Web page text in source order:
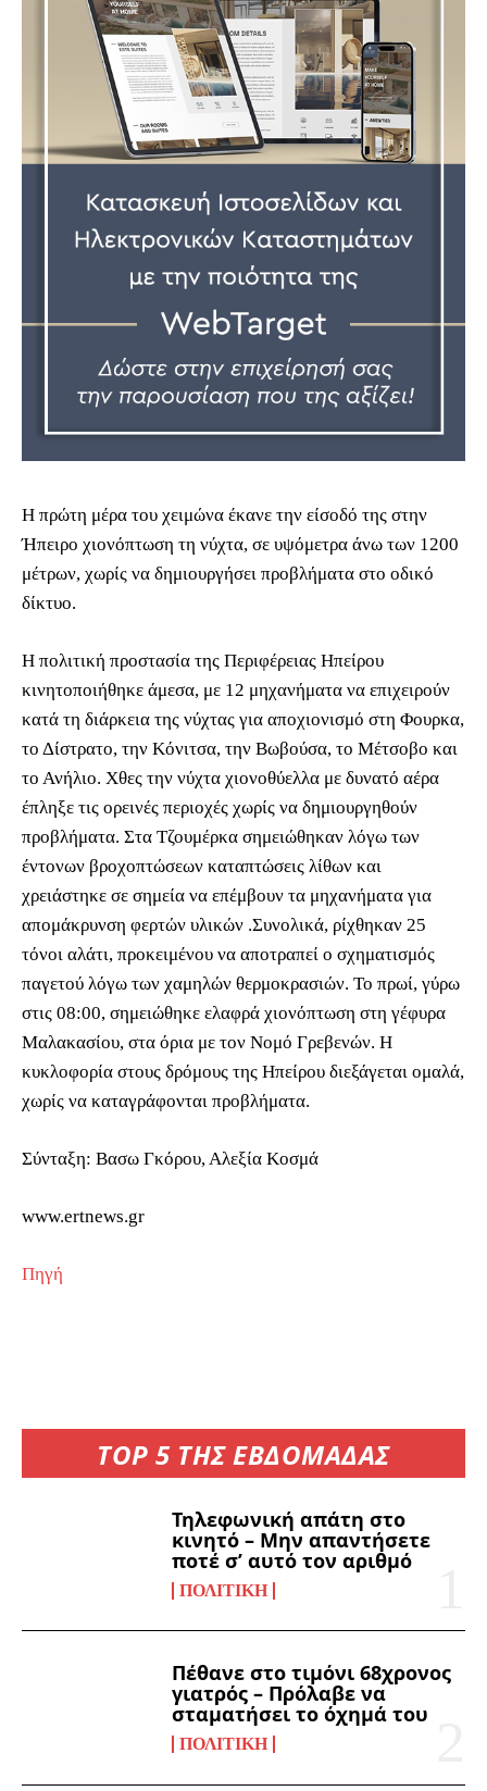
TOP 5 ΤΗΣ ΕΒΔΟΜΑΔΑΣ
Τηλεφωνική απάτη στο
κινητό – Μην απαντήσετε
ποτέ σ’ αυτό τον αριθμό
ΠΟΛΙΤΙΚΉ
Πέθανε στο τιμόνι 68χρονος
γιατρός – Πρόλαβε να
σταματήσει το όχημά του
ΠΟΛΙΤΙΚΉ
Η πρώτη μέρα του χειμώνα έκανε την είσοδό της στην
Ήπειρο χιονόπτωση τη νύχτα, σε υψόμετρα άνω των 1200
μέτρων, χωρίς να δημιουργήσει προβλήματα στο οδικό
δίκτυο.
Η πολιτική προστασία της Περιφέρειας Ηπείρου
κινητοποιήθηκε άμεσα, με 12 μηχανήματα να επιχειρούν
κατά τη διάρκεια της νύχτας για αποχιονισμό στη Φουρκα,
το Δίστρατο, την Κόνιτσα, την Βωβούσα, το Μέτσοβο και
το Ανήλιο. Χθες την νύχτα χιονοθύελλα με δυνατό αέρα
έπληξε τις ορεινές περιοχές χωρίς να δημιουργηθούν
προβλήματα. Στα Τζουμέρκα σημειώθηκαν λόγω των
έντονων βροχοπτώσεων καταπτώσεις λίθων και
χρειάστηκε σε σημεία να επέμβουν τα μηχανήματα για
απομάκρυνση φερτών υλικών .Συνολικά, ρίχθηκαν 25
τόνοι αλάτι, προκειμένου να αποτραπεί ο σχηματισμός
παγετού λόγω των χαμηλών θερμοκρασιών. Το πρωί, γύρω
στις 08:00, σημειώθηκε ελαφρά χιονόπτωση στη γέφυρα
Μαλακασίου, στα όρια με τον Νομό Γρεβενών. Η
κυκλοφορία στους δρόμους της Ηπείρου διεξάγεται ομαλά,
χωρίς να καταγράφονται προβλήματα.
Σύνταξη: Βασω Γκόρου, Αλεξία Κοσμά
www.ertnews.gr
Πηγή